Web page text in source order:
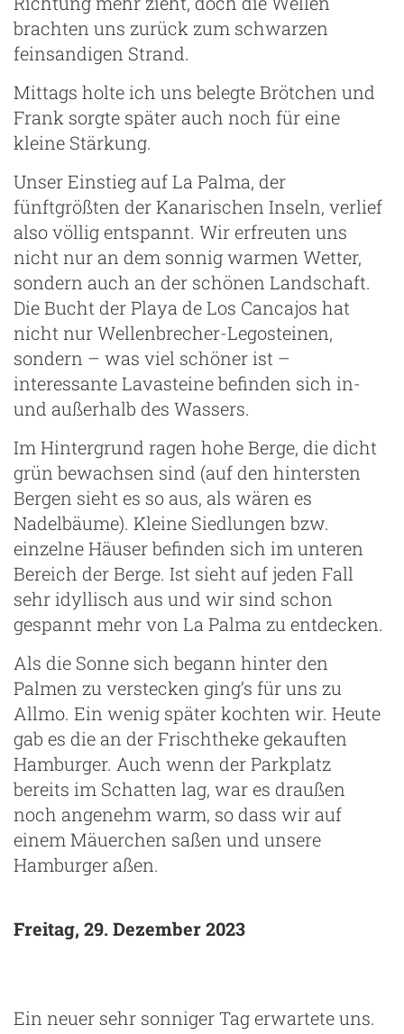
brachten uns zurück zum schwarzen
feinsandigen Strand.
Mittags holte ich uns belegte Brötchen und
Frank sorgte später auch noch für eine
kleine Stärkung.
Unser Einstieg auf La Palma, der
fünftgrößten der Kanarischen Inseln, verlief
also völlig entspannt. Wir erfreuten uns
nicht nur an dem sonnig warmen Wetter,
sondern auch an der schönen Landschaft.
Die Bucht der Playa de Los Cancajos hat
nicht nur Wellenbrecher-Legosteinen,
sondern – was viel schöner ist –
interessante Lavasteine befinden sich in-
und außerhalb des Wassers.
Im Hintergrund ragen hohe Berge, die dicht
grün bewachsen sind (auf den hintersten
Bergen sieht es so aus, als wären es
Nadelbäume). Kleine Siedlungen bzw.
einzelne Häuser befinden sich im unteren
Bereich der Berge. Ist sieht auf jeden Fall
sehr idyllisch aus und wir sind schon
gespannt mehr von La Palma zu entdecken.
Als die Sonne sich begann hinter den
Palmen zu verstecken ging’s für uns zu
Allmo. Ein wenig später kochten wir. Heute
gab es die an der Frischtheke gekauften
Hamburger. Auch wenn der Parkplatz
bereits im Schatten lag, war es draußen
noch angenehm warm, so dass wir auf
einem Mäuerchen saßen und unsere
Hamburger aßen.
Freitag, 29. Dezember 2023
Ein neuer sehr sonniger Tag erwartete uns.